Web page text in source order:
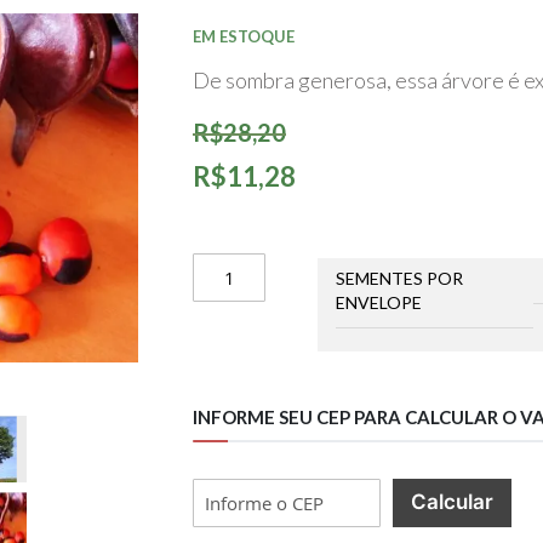
da
Galeria
de
imagens
R$28,20
R$11,28
EM ESTOQUE
De sombra generosa, essa árvore é
INFORME SEU CEP PARA CALCULAR O
SEMENTES POR
ENVELOPE
Calcular